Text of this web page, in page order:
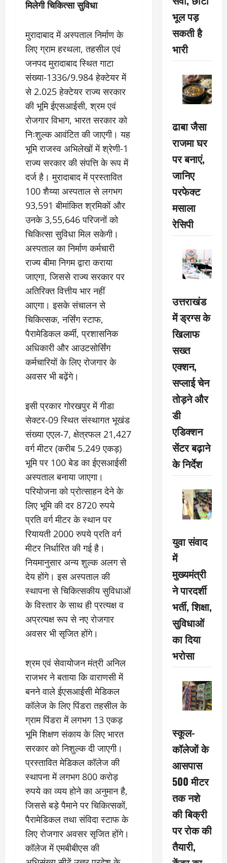
मिलेगी चिकित्सा सुविधा
मुरादाबाद में अस्पताल निर्माण के
लिए ग्राम हरथला, तहसील एवं
जनपद मुरादाबाद स्थित गाटा
संख्या-1336/9.984 हेक्टेयर में
से 2.025 हेक्टेयर राज्य सरकार
की भूमि ईएसआईसी, श्रम एवं
रोजगार विभाग, भारत सरकार को
निःशुल्क आवंटित की जाएगी। यह
भूमि राजस्व अभिलेखों में श्रेणी-1
राज्य सरकार की संपत्ति के रूप में
दर्ज है। मुरादाबाद में प्रस्तावित
100 शैय्या अस्पताल से लगभग
93,591 बीमांकित श्रमिकों और
उनके 3,55,646 परिजनों को
चिकित्सा सुविधा मिल सकेगी।
अस्पताल का निर्माण कर्मचारी
राज्य बीमा निगम द्वारा कराया
जाएगा, जिससे राज्य सरकार पर
अतिरिक्त वित्तीय भार नहीं
आएगा। इसके संचालन से
चिकित्सक, नर्सिंग स्टाफ,
पैरामेडिकल कर्मी, प्रशासनिक
अधिकारी और आउटसोर्सिंग
कर्मचारियों के लिए रोजगार के
अवसर भी बढ़ेंगे।
इसी प्रकार गोरखपुर में गीडा
सेक्टर-09 स्थित संस्थागत भूखंड
संख्या एएल-7, क्षेत्रफल 21,427
वर्ग मीटर (करीब 5.249 एकड़)
भूमि पर 100 बेड का ईएसआईसी
अस्पताल बनाया जाएगा।
परियोजना को प्रोत्साहन देने के
लिए भूमि की दर 8720 रुपये
प्रति वर्ग मीटर के स्थान पर
रियायती 2000 रुपये प्रति वर्ग
मीटर निर्धारित की गई है।
नियमानुसार अन्य शुल्क अलग से
देय होंगे। इस अस्पताल की
स्थापना से चिकित्सकीय सुविधाओं
के विस्तार के साथ ही प्रत्यक्ष व
अप्रत्यक्ष रूप से नए रोजगार
अवसर भी सृजित होंगे।
श्रम एवं सेवायोजन मंत्री अनिल
राजभर ने बताया कि वाराणसी में
बनने वाले ईएसआईसी मेडिकल
कॉलेज के लिए पिंडरा तहसील के
ग्राम पिंडरा में लगभग 13 एकड़
भूमि शिक्षण संकाय के लिए भारत
सरकार को निशुल्क दी जाएगी।
प्रस्तावित मेडिकल कॉलेज की
स्थापना में लगभग 800 करोड़
रुपये का व्यय होने का अनुमान है,
जिससे बड़े पैमाने पर चिकित्सकों,
पैरामेडिकल तथा संविदा स्टाफ के
लिए रोजगार अवसर सृजित होंगे।
कॉलेज में एमबीबीएस की
भूल पड़
सकती है
भारी
ढाबा जैसा
राजमा घर
पर बनाएं,
जानिए
परफेक्ट
मसाला
रेसिपी
उत्तराखंड
में ड्रग्स के
खिलाफ
सख्त
एक्शन,
सप्लाई चेन
तोड़ने और
डी
एडिक्शन
सेंटर बढ़ाने
के निर्देश
युवा संवाद
में
मुख्यमंत्री
ने पारदर्शी
भर्ती, शिक्षा,
सुविधाओं
का दिया
भरोसा
स्कूल-
कॉलेजों के
आसपास
500 मीटर
तक नशे
की बिक्री
पर रोक की
तैयारी,